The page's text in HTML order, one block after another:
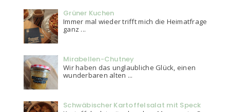
Grüner Kuchen
Immer mal wieder trifft mich die Heimatfrage
ganz ...
Mirabellen-Chutney
Wir haben das unglaubliche Glück, einen
wunderbaren alten ...
Schwäbischer Kartoffelsalat mit Speck